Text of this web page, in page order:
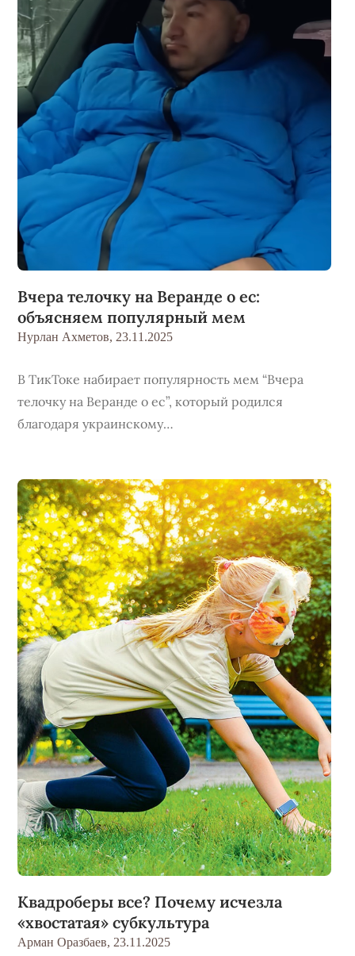
Вчера телочку на Веранде о ес:
объясняем популярный мем
Нурлан Ахметов, 23.11.2025
В ТикТоке набирает популярность мем “Вчера
телочку на Веранде о ес”, который родился
благодаря украинскому…
Квадроберы все? Почему исчезла
«хвостатая» субкультура
Арман Оразбаев, 23.11.2025